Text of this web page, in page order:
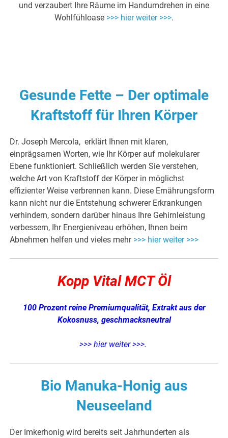
und verzaubert Ihre Räume im Handumdrehen in eine
Wohlfühloase >>> hier weiter >>>.
Gesunde Fette – Der optimale
Kraftstoff für Ihren Körper
Dr. Joseph Mercola, erklärt Ihnen mit klaren,
einprägsamen Worten, wie Ihr Körper auf molekularer
Ebene funktioniert. Schließlich werden Sie verstehen,
welche Art von Kraftstoff der Körper in möglichst
effizienter Weise verbrennen kann. Diese Ernährungsform
kann nicht nur die Entstehung schwerer Erkrankungen
verhindern, sondern darüber hinaus Ihre Gehirnleistung
verbessern, Ihr Energieniveau erhöhen, Ihnen beim
Abnehmen helfen und vieles mehr >>> hier weiter >>>
Kopp Vital MCT Öl
100 Prozent reine Premiumqualität, Extrakt aus der
Kokosnuss, geschmacksneutral
>>> hier weiter >>>.
Bio Manuka-Honig aus
Neuseeland
Der Imkerhonig wird bereits seit Jahrhunderten als